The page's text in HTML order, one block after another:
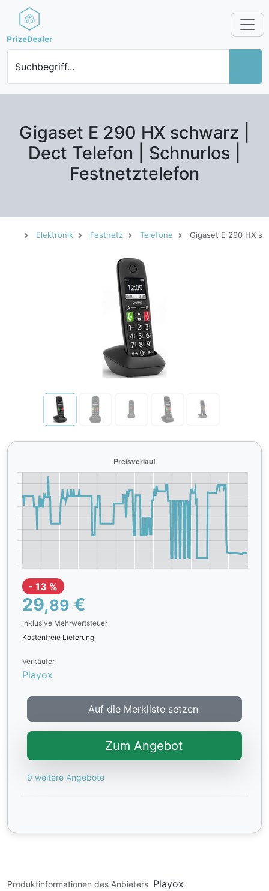
Suchbegriff...
Gigaset E 290 HX schwarz |
Dect Telefon | Schnurlos |
Festnetztelefon
Elektronik Festnetz Telefone Gigaset E 290 HX
- 13 %
29,89 €
inklusive Mehrwertsteuer
Kostenfreie Lieferung
Verkäufer
Playox
Auf die Merkliste setzen
Zum Angebot
9 weitere Angebote
Produktinformationen des Anbieters Playox